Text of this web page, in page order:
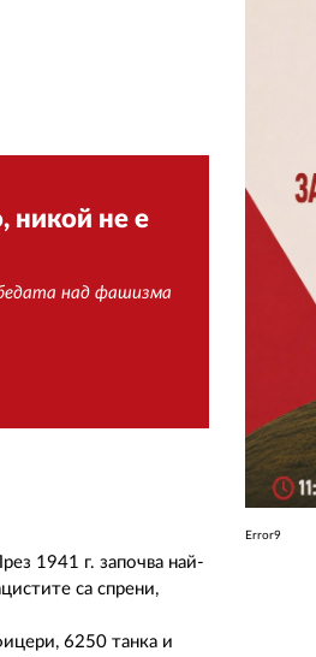
никой не е
над фашизма
1941 г. започва най-
са спрени,
6250 танка и
Error9